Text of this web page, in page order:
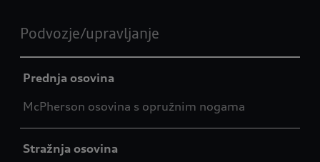
Podvozje/upravljanje
Prednja osovina
McPherson osovina s opružnim nogama
Stražnja osovina